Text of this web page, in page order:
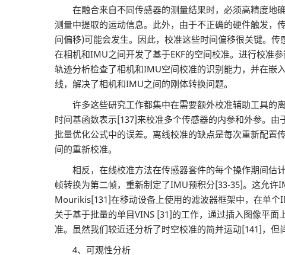
在融合来自不同传感器的测量结果时，必须高精度地
测量中提取的运动信息。此外，由于不正确的硬件触发，
间偏移)可能会发生。因此，校准这些时间偏移很关键。
在相机和IMU之间开发了基于EKF的空间校准。进行校准
轨迹分析检查了相机和IMU空间校准的识别能力，并在嵌
线，解决了相机和IMU之间的刚体转换问题。
许多这些研究工作都集中在需要额外校准辅助工具的离
时间基函数表示[137]来校准多个传感器的内参和外参。
批量优化公式中的误差。离线校准的缺点是每次重新配置
间的重新校准。
相反，在线校准方法在传感器套件的每个操作期间估
帧转换为第二帧，重新制定了IMU预积分[33-35]。这允
Mourikis[131]在移动设备上使用的滤波器框架中，在单
关于基于批量的单目VINS [31]的工作，通过插入图像平
准。虽然我们较近还分析了时空校准的简并运动[141]，但
4、可观性分析